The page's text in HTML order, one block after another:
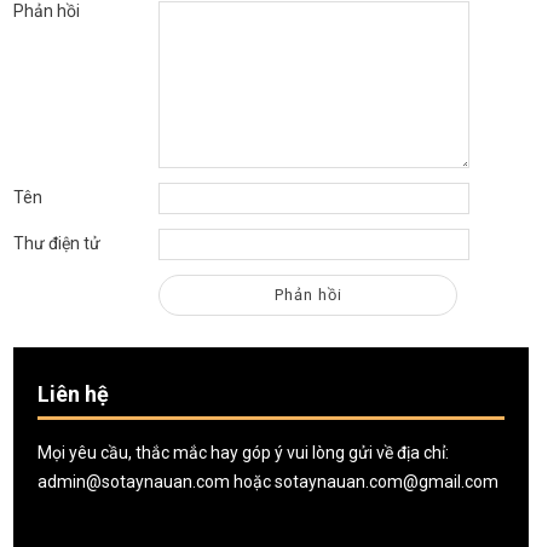
Phản hồi
Tên
Thư điện tử
Liên hệ
Mọi yêu cầu, thắc mắc hay góp ý vui lòng gửi về địa chỉ:
admin@sotaynauan.com hoặcsotaynauan.com@gmail.com